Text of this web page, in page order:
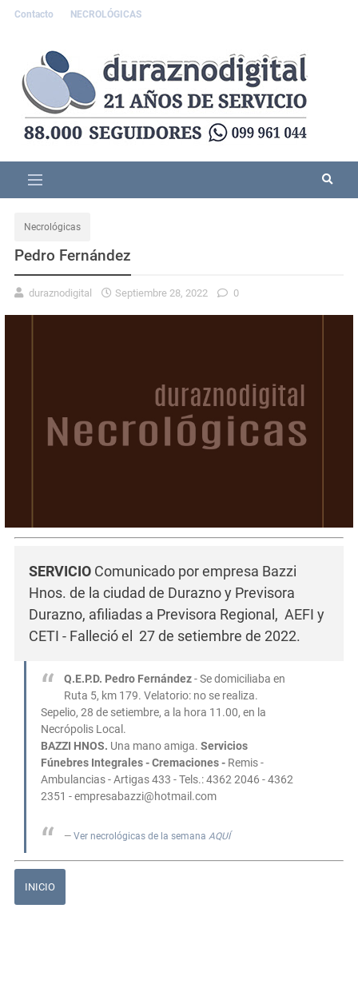
Contacto NECROLÓGICAS
Necrológicas
Pedro Fernández
duraznodigital Septiembre 28, 2022 0
SERVICIO Comunicado por empresa Bazzi
Hnos. de la ciudad de Durazno y Previsora
Durazno, afiliadas a Previsora Regional, AEFI y
CETI - Falleció el 27 de setiembre de 2022.
Q.E.P.D. Pedro Fernández- Se domiciliaba en
Ruta 5, km 179. Velatorio: no se realiza.
Sepelio, 28 de setiembre, a la hora 11.00, en la
Necrópolis Local.
BAZZI HNOS. Una mano amiga. Servicios
Fúnebres Integrales- Cremaciones - Remis -
Ambulancias - Artigas 433 - Tels.: 4362 2046 - 4362
2351 -empresabazzi@hotmail.com
Ver necrológicas de la semana AQUÍ
INICIO